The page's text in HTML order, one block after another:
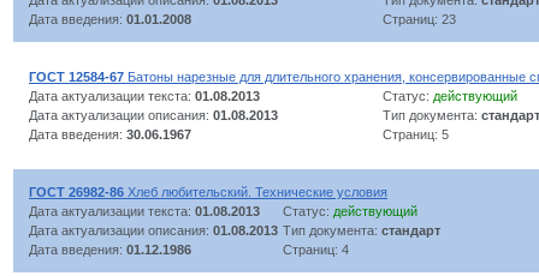
Дата введения: 01.01.2008 Страниц: 23
ГОСТ 12584-67 Батоны нарезные для длительного хранения, консервированные
Дата актуализации текста: 01.08.2013 Статус: действующий
Дата актуализации описания: 01.08.2013 Тип документа: стандарт
Дата введения: 30.06.1967 Страниц: 5
ГОСТ 26982-86 Хлеб любительский. Технические условия
Дата актуализации текста: 01.08.2013 Статус: действующий
Дата актуализации описания: 01.08.2013 Тип документа: стандарт
Дата введения: 01.12.1986 Страниц: 4